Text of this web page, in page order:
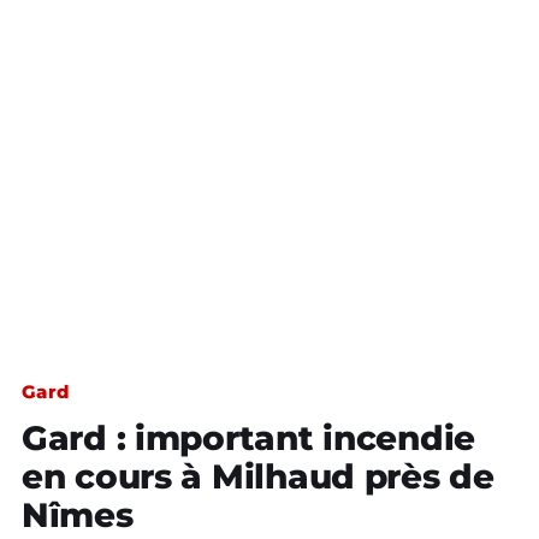
Gard
Gard : important incendie
en cours à Milhaud près de
Nîmes